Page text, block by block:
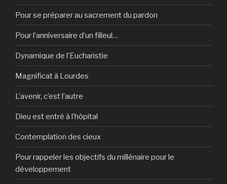
Pour se préparer au sacrement du pardon
Pour l’anniversaire d’un filleul…
Dynamique de l’Eucharistie
Magnificat à Lourdes
L’avenir, c’est l’autre
Dieu est entré à l’hôpital
Contemplation des cieux
Pour rappeler les objectifs du millénaire pour le
développement